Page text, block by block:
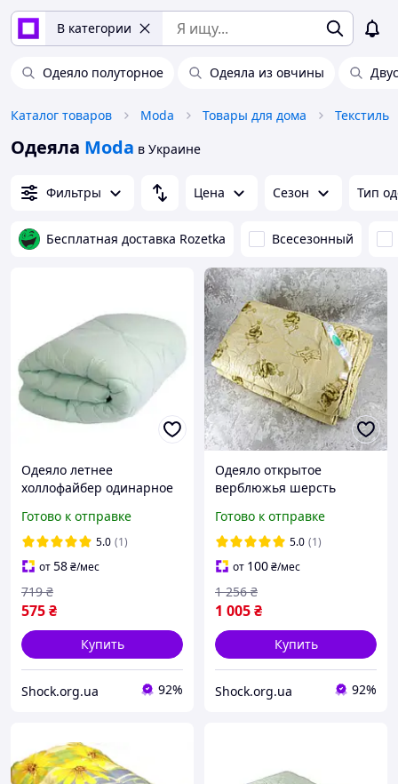
В категории
Одеяло полуторное Одеяла из овчины
Каталог товаров Moda Товары для дома Текстиль
Одеяла Moda в Украине
Фильтры Цена Сезон Тип
Бесплатная доставка Rozetka Всесезонный
Одеяло летнее
холлофайбер одинарное
(Микрофибра)
Полуторное 150х210
54841
Готово к отправке
5.0 (1)
от58₴/мес
575₴
719 ₴
Купить
Shock.org.ua 92%
Одеяло открытое
верблюжья шерсть
Полуторное 145х210
55052 3903520
Готово к отправке
5.0 (1)
от 100₴/мес
1 005₴
1 256 ₴
Купить
Shock.org.ua 92%